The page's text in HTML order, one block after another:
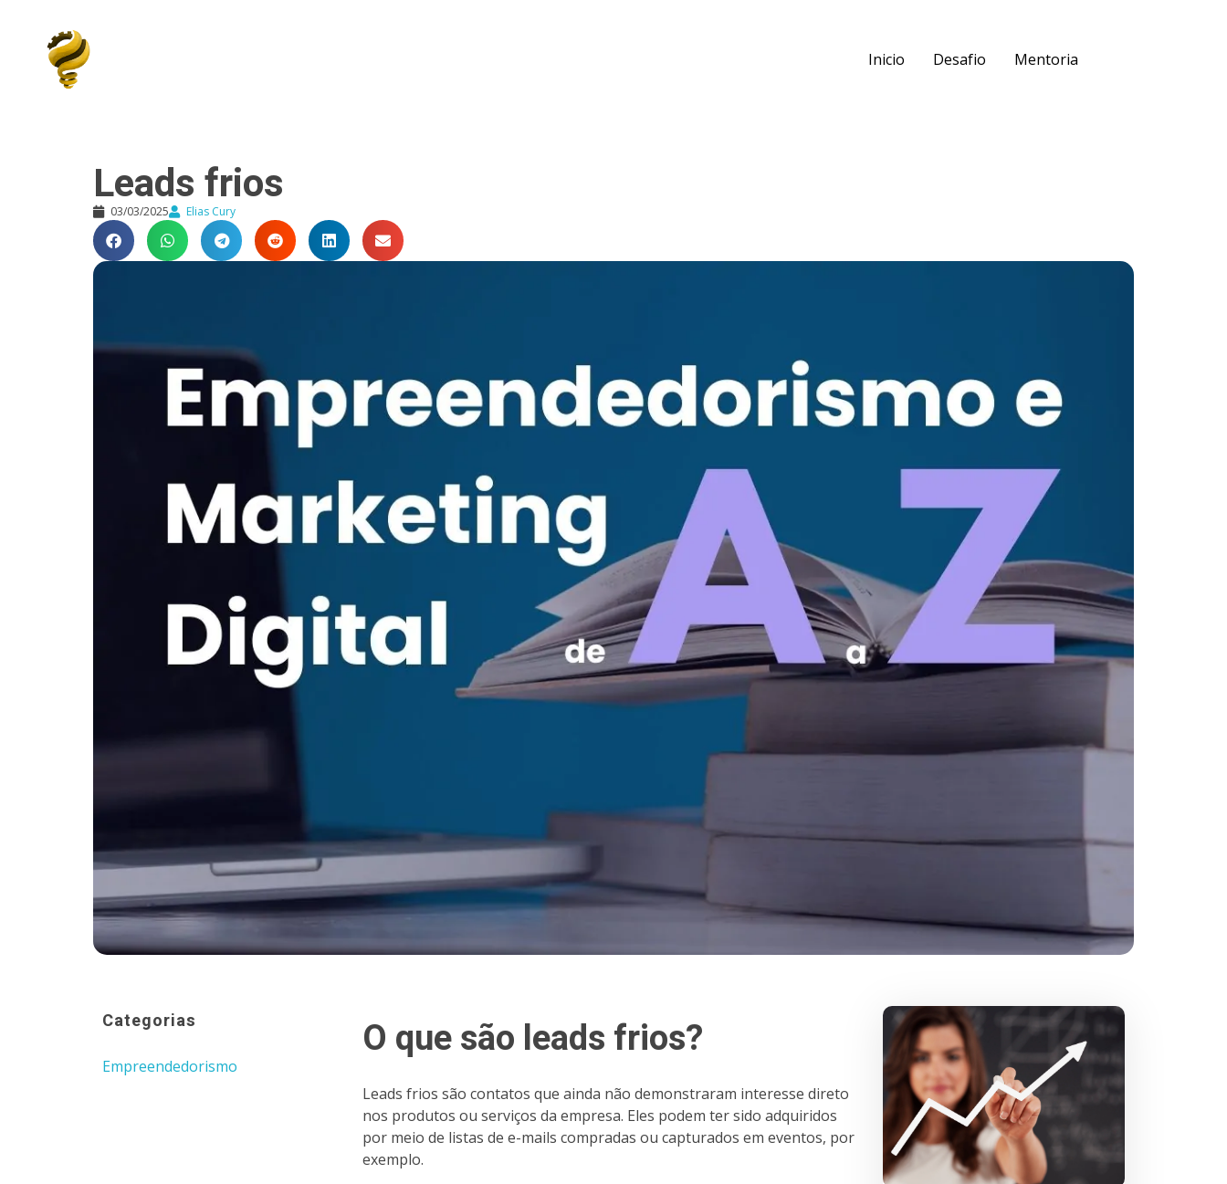
Inicio Desafio Mentoria
Leads frios
03/03/2025 Elias Cury
Categorias
Empreendedorismo
O que são leads frios?
Leads frios são contatos que ainda não demonstraram interesse direto
nos produtos ou serviços da empresa. Eles podem ter sido adquiridos
por meio de listas de e-mails compradas ou capturados em eventos, por
exemplo.